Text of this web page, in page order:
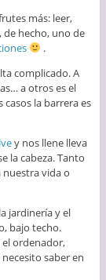
más: leer,
de hecho, uno de
.
complicado. A
a otros es el
la barrera es
y nos llene lleva
la cabeza. Tanto
nuestra vida o
jardinería y el
bajo techo.
ordenador,
saber en